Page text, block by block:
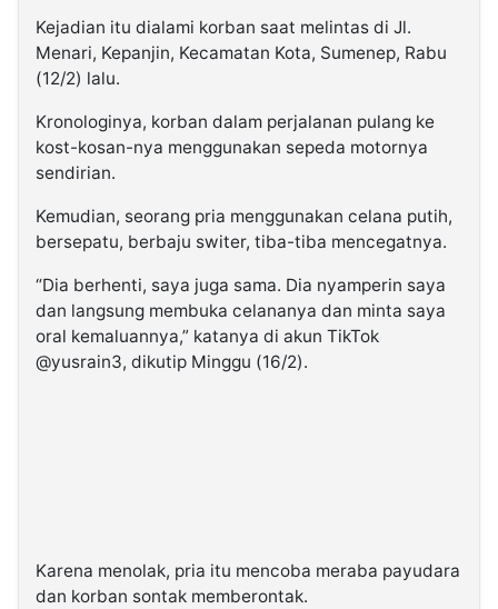
Kejadian itu dialami korban saat melintas di Jl.
Menari, Kepanjin, Kecamatan Kota, Sumenep, Rabu
(12/2) lalu.
Kronologinya, korban dalam perjalanan pulang ke
kost-kosan-nya menggunakan sepeda motornya
sendirian.
Kemudian, seorang pria menggunakan celana putih,
bersepatu, berbaju switer, tiba-tiba mencegatnya.
“Dia berhenti, saya juga sama. Dia nyamperin saya
dan langsung membuka celananya dan minta saya
oral kemaluannya,” katanya di akun TikTok
@yusrain3, dikutip Minggu (16/2).
Karena menolak, pria itu mencoba meraba payudara
dan korban sontak memberontak.